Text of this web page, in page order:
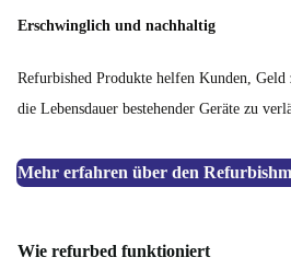
Erschwinglich und nachhaltig
Refurbished Produkte helfen Kunden,
die Lebensdauer bestehender Geräte zu
Mehr erfahren über den
Wie refurbed funktioniert